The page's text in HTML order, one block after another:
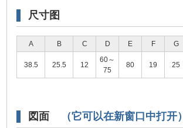
尺寸图
A B C D E F G
38.5 25.5 12
60～
75
80 19 25
図面 （它可以在新窗口中打开）